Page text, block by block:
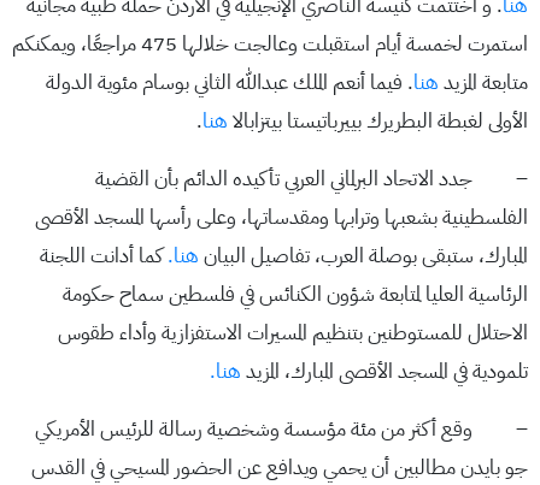
استمرت لخمسة أيام استقبلت وعالجت خلالها 475 مراجعًا، ويمكنكم
متابعة المزيد هنا. فيما أنعم الملك عبدالله الثاني بوسام مئوية الدولة
الأولى لغبطة البطريرك بييرباتيستا بيتزابالا هنا.
– جدد الاتحاد البرلماني العربي تأكيده الدائم بأن القضية
الفلسطينية بشعبها وترابها ومقدساتها، وعلى رأسها المسجد الأقصى
المبارك، ستبقى بوصلة العرب، تفاصيل البيان هنا.كما أدانت اللجنة
الرئاسية العليا لمتابعة شؤون الكنائس في فلسطين سماح حكومة
الاحتلال للمستوطنين بتنظيم المسيرات الاستفزازية وأداء طقوس
تلمودية في المسجد الأقصى المبارك، المزيد هنا.
– وقع أكثر من مئة مؤسسة وشخصية رسالة للرئيس الأمريكي
جو بايدن مطالبين أن يحمي ويدافع عن الحضور المسيحي في القدس